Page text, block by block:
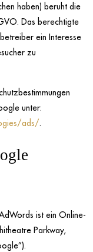
haben) beruht die
Das berechtigte
ein Interesse
zu
unter:
ads/.
ist ein Online-
Parkway,